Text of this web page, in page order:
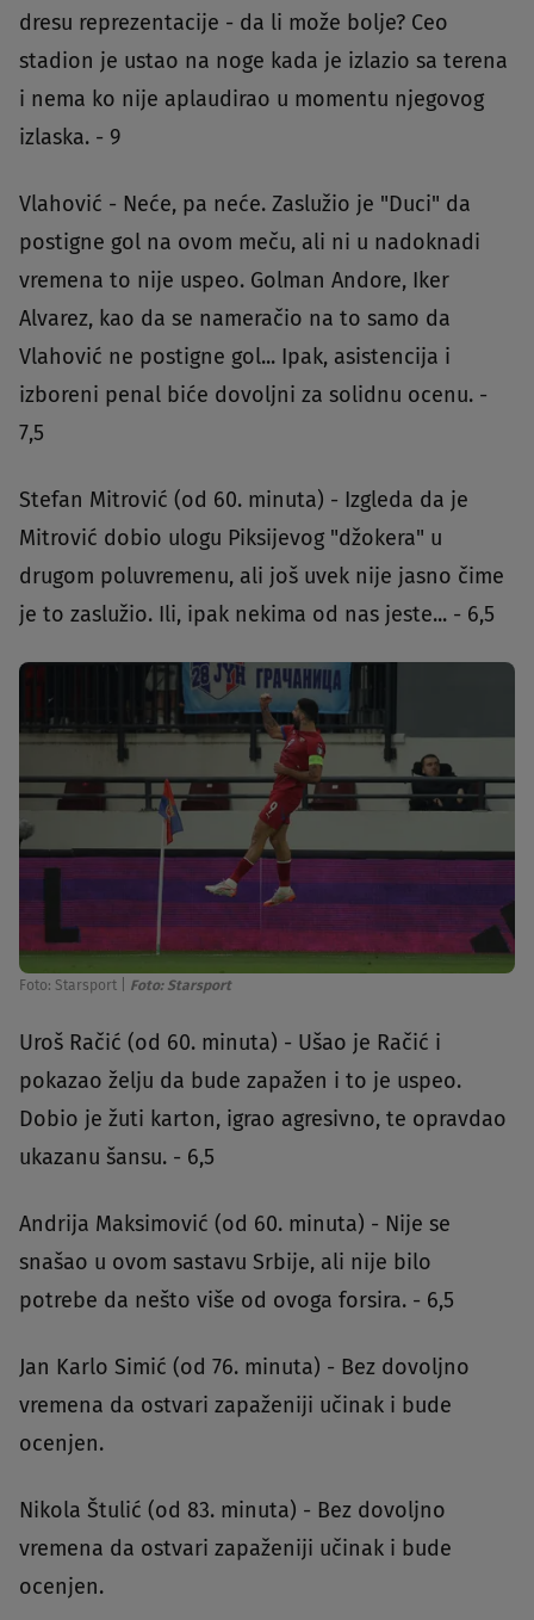
dresu reprezentacije - da li može bolje? Ceo
stadion je ustao na noge kada je izlazio sa terena
i nema ko nije aplaudirao u momentu njegovog
izlaska. - 9
Vlahović - Neće, pa neće. Zaslužio je "Duci" da
postigne gol na ovom meču, ali ni u nadoknadi
vremena to nije uspeo. Golman Andore, Iker
Alvarez, kao da se nameračio na to samo da
Vlahović ne postigne gol... Ipak, asistencija i
izboreni penal biće dovoljni za solidnu ocenu. -
7,5
Stefan Mitrović (od 60. minuta) - Izgleda da je
Mitrović dobio ulogu Piksijevog "džokera" u
drugom poluvremenu, ali još uvek nije jasno čime
je to zaslužio. Ili, ipak nekima od nas jeste... - 6,5
Foto: Starsport Foto: Starsport
Uroš Račić (od 60. minuta) - Ušao je Račić i
pokazao želju da bude zapažen i to je uspeo.
Dobio je žuti karton, igrao agresivno, te opravdao
ukazanu šansu. - 6,5
Andrija Maksimović (od 60. minuta) - Nije se
snašao u ovom sastavu Srbije, ali nije bilo
potrebe da nešto više od ovoga forsira. - 6,5
Jan Karlo Simić (od 76. minuta) - Bez dovoljno
vremena da ostvari zapaženiji učinak i bude
ocenjen.
Nikola Štulić (od 83. minuta) - Bez dovoljno
vremena da ostvari zapaženiji učinak i bude
ocenjen.